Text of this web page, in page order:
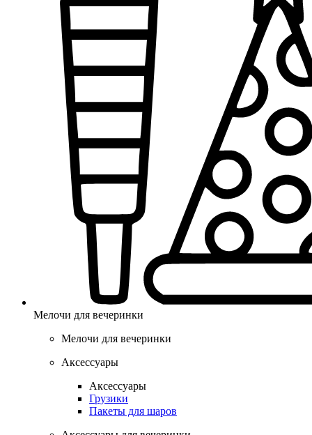
Мелочи для вечеринки
Мелочи для вечеринки
Аксессуары
Аксессуары
Грузики
Пакеты для шаров